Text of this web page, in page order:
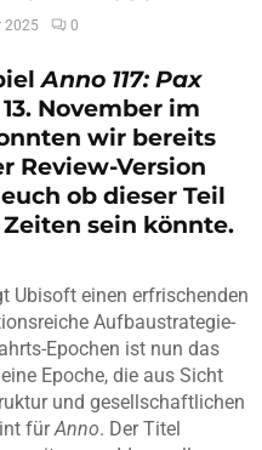
2025 0
Anno 117: Pax
November im
wir bereits
Review-Version
ob dieser Teil
Zeiten sein könnte.
Ubisoft einen erfrischenden
Aufbaustrategie-
Epochen ist nun das
Epoche, die aus Sicht
und gesellschaftlichen
fürAnno. Der Titel